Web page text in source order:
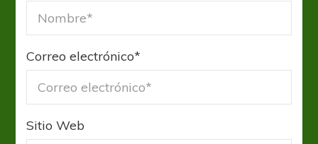
Correo electrónico*
Sitio Web